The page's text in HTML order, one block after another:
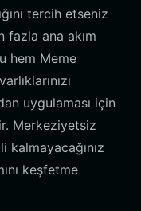
tercih etseniz
fazla ana akım
hem Meme
uygulaması için
Merkeziyetsiz
kalmayacağınız
keşfetme